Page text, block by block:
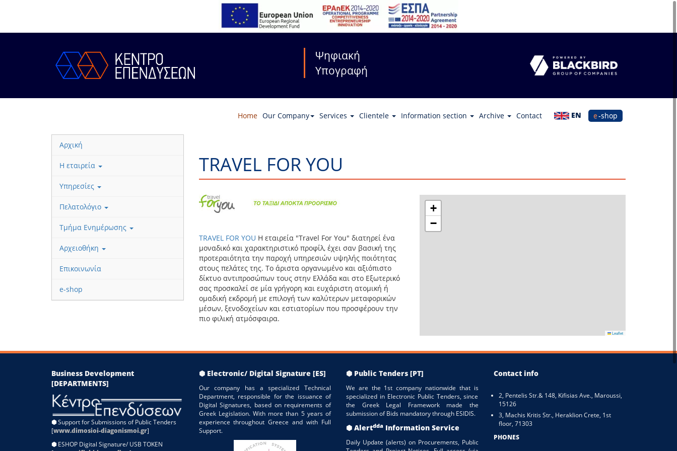
Ψηφιακή
Υπογραφή
Home Our Company Services Clientele Information section Archive Contact EN e-shop
Αρχική
Η εταιρεία
Υπηρεσίες
Πελατολόγιο
Τμήμα Ενημέρωσης
Αρχειοθήκη
Επικοινωνία
e-shop
TRAVEL FOR YOU
TRAVEL FOR YOU H εταιρεία "Travel For You" διατηρεί ένα
μοναδικό και χαρακτηριστικό προφίλ, έχει σαν βασική της
προτεραιότητα την παροχή υπηρεσιών υψηλής ποιότητας
στους πελάτες της. Το άριστα οργανωμένο και αξιόπιστο
δίκτυο αντιπροσώπων τους στην Ελλάδα και στο Εξωτερικό
σας προσκαλεί σε μία γρήγορη και ευχάριστη ατομική ή
ομαδική εκδρομή με επιλογή των καλύτερων μεταφορικών
μέσων, ξενοδοχείων και εστιατορίων που προσφέρουν την
πιο φιλική ατμόσφαιρα.
+
−
Leaflet
Business Development
[DEPARTMENTS]
⬢Support for Submissions of Public Tenders
[www.dimosioi-diagonismoi.gr]
⬢ ESHOP Digital Signature/ USB TOKEN
⬢ Electronic/ Digital Signature [ES]
Our company has a specialized Technical
Department, responsible for the issuance of
Digital Signatures, based on requirements of
Greek Legislation. With more than 5 years of
experience throughout Greece and with Full
Support.
⬢ Public Tenders [PT]
We are the 1st company nationwide that is
specialized in Electronic Public Tenders, since
the Greek Legal Framework made the
submission of Bids mandatory through ESIDIS.
⬢ Alertdda Information Service
Daily Update (alerts) on Procurements, Public
Contact info
2, Pentelis Str.& 148, Kifisias Ave., Maroussi,
15126
3, Machis Kritis Str., Heraklion Crete, 1st
floor, 71303
PHONES